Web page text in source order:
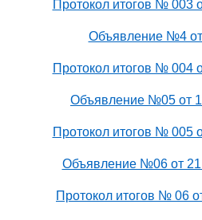
Протокол итогов № 003
Объявление №4
Протокол итогов № 004
Объявление №05 от
Протокол итогов № 005
Объявление №06 от
Протокол итогов № 06